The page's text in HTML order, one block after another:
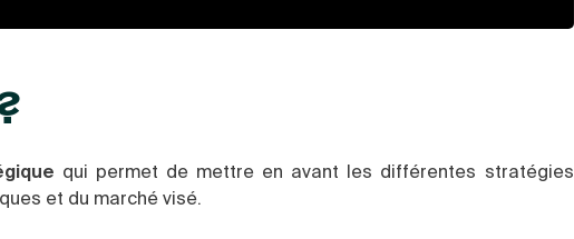
qui permet de mettre en avant les différentes stratégies
et du marché visé.